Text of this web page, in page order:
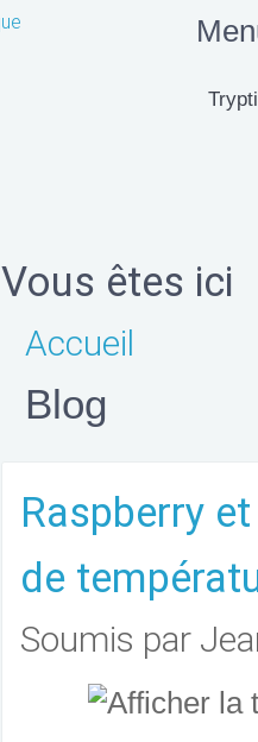
Vous êtes ici
Accueil
Blog
Raspberry
de
Soumis par